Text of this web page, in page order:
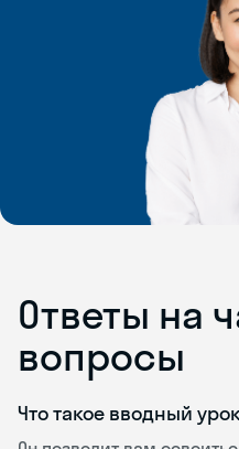
Ответы на
вопросы
Что такое вводный